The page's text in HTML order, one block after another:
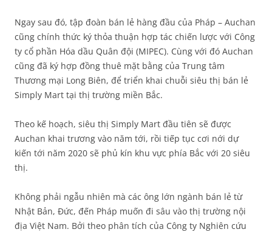
Ngay sau đó, tập đoàn bán lẻ hàng đầu của Pháp – Auchan
cũng chính thức ký thỏa thuận hợp tác chiến lược với Công
ty cổ phần Hóa dầu Quân đội (MIPEC). Cùng với đó Auchan
cũng đã ký hợp đồng thuê mặt bằng của Trung tâm
Thương mại Long Biên, để triển khai chuỗi siêu thị bán lẻ
Simply Mart tại thị trường miền Bắc.
Theo kế hoạch, siêu thị Simply Mart đầu tiên sẽ được
Auchan khai trương vào năm tới, rồi tiếp tục cơi nới dự
kiến tới năm 2020 sẽ phủ kín khu vực phía Bắc với 20 siêu
thị.
Không phải ngẫu nhiên mà các ông lớn ngành bán lẻ từ
Nhật Bản, Đức, đến Pháp muốn đi sâu vào thị trường nội
địa Việt Nam. Bởi theo phân tích của Công ty Nghiên cứu